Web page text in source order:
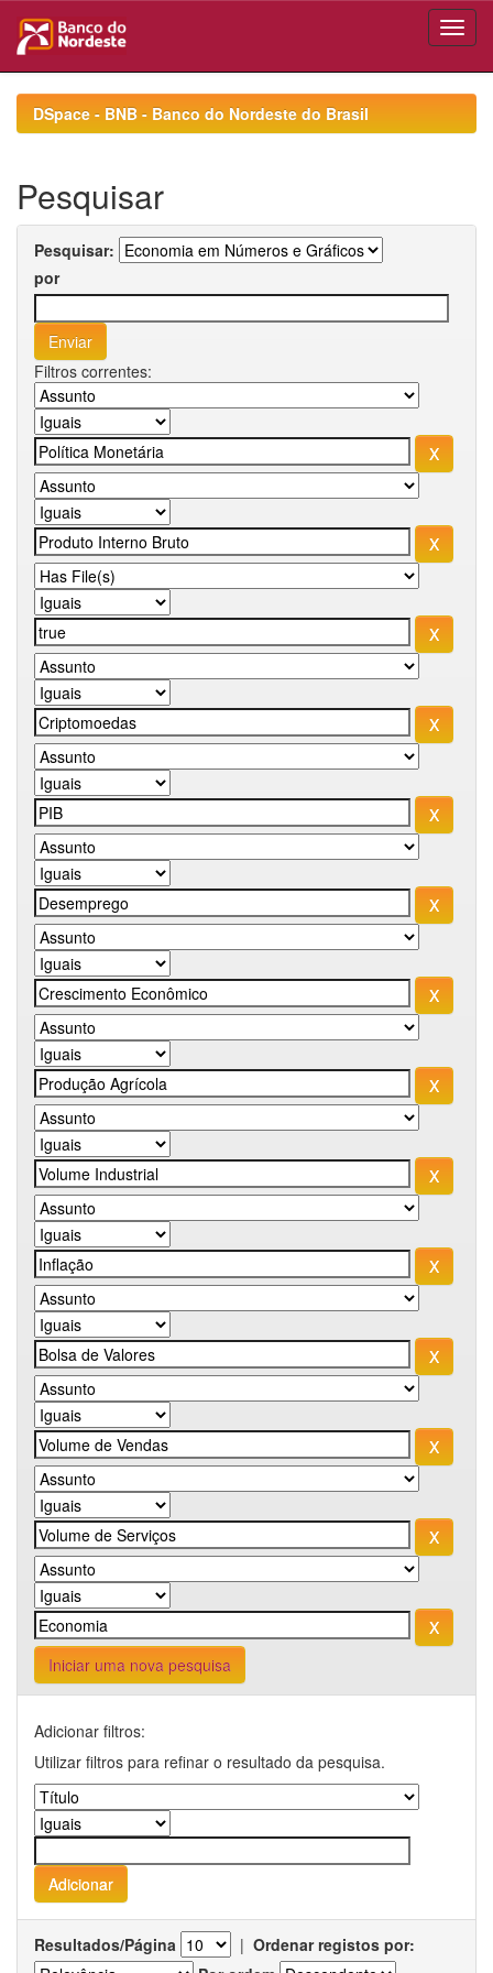
navigationDSpace - BNB - Banco do Nordeste do Brasil
Pesquisar
Pesquisar:
por
Filtros correntes:
Iniciar uma nova pesquisa
Adicionar filtros:
Utilizar filtros para refinar o resultado da pesquisa.
Resultados/Página | Ordenar registos por: